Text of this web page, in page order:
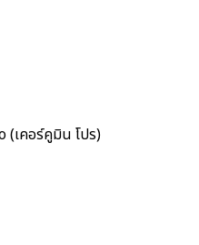
(เคอร์คูมิน โปร)